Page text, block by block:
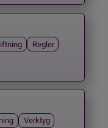
Regler
Verktyg